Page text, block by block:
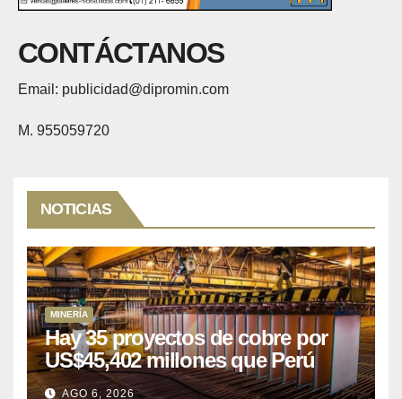
CONTÁCTANOS
Email: publicidad@dipromin.com
M. 955059720
NOTICIAS
MINERÍA
Hay 35 proyectos de cobre por
US$45,402 millones que Perú
puede aprovechar
AGO 6, 2026